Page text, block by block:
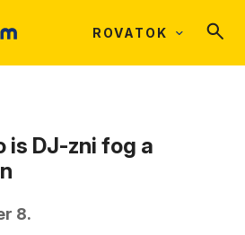
ROVATOK
is DJ-zni fog a
8.